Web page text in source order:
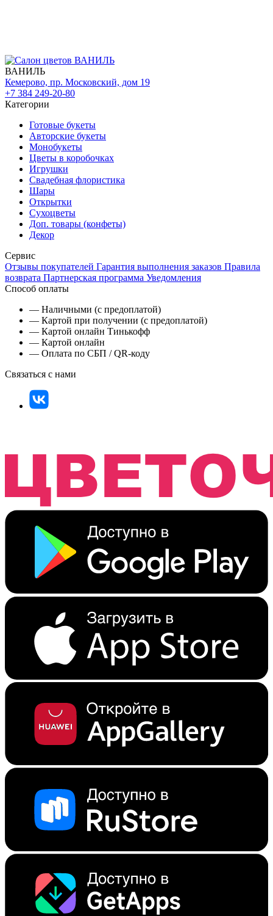
ВАНИЛЬ
Кемерово, пр. Московский, дом 19
+7 384 249-20-80
Категории
Готовые букеты
Авторские букеты
Монобукеты
Цветы в коробочках
Игрушки
Свадебная флористика
Шары
Открытки
Сухоцветы
Доп. товары (конфеты)
Декор
Сервис
Отзывы покупателей Гарантия выполнения заказов Правила
возврата Партнерская программа Уведомления
Способ оплаты
— Наличными (с предоплатой)
— Картой при получении (с предоплатой)
— Картой онлайн Тинькофф
— Картой онлайн
— Оплата по СБП / QR-коду
Связаться с нами